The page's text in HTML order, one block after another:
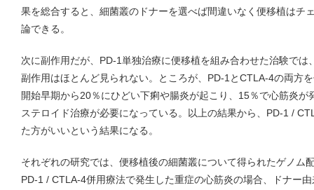
果を総合すると、細菌叢のドナーを選べば間違いなく便移植はチ
論できる。
次に副作用だが、PD-1単独治療に便移植を組み合わせた治験で
副作用はほとんど見られない。ところが、PD-1とCTLA-4の両方
開始早期から20％にひどい下痢や腸炎が起こり、15％で心筋炎
ステロイド治療が必要になっている。以上の結果から、PD-1 /
た方がいいという結果になる。
それぞれの研究では、便移植後の細菌叢について得られたゲノム
PD-1 / CTLA-4併用療法で発生した重症の心筋炎の場合、ドナー